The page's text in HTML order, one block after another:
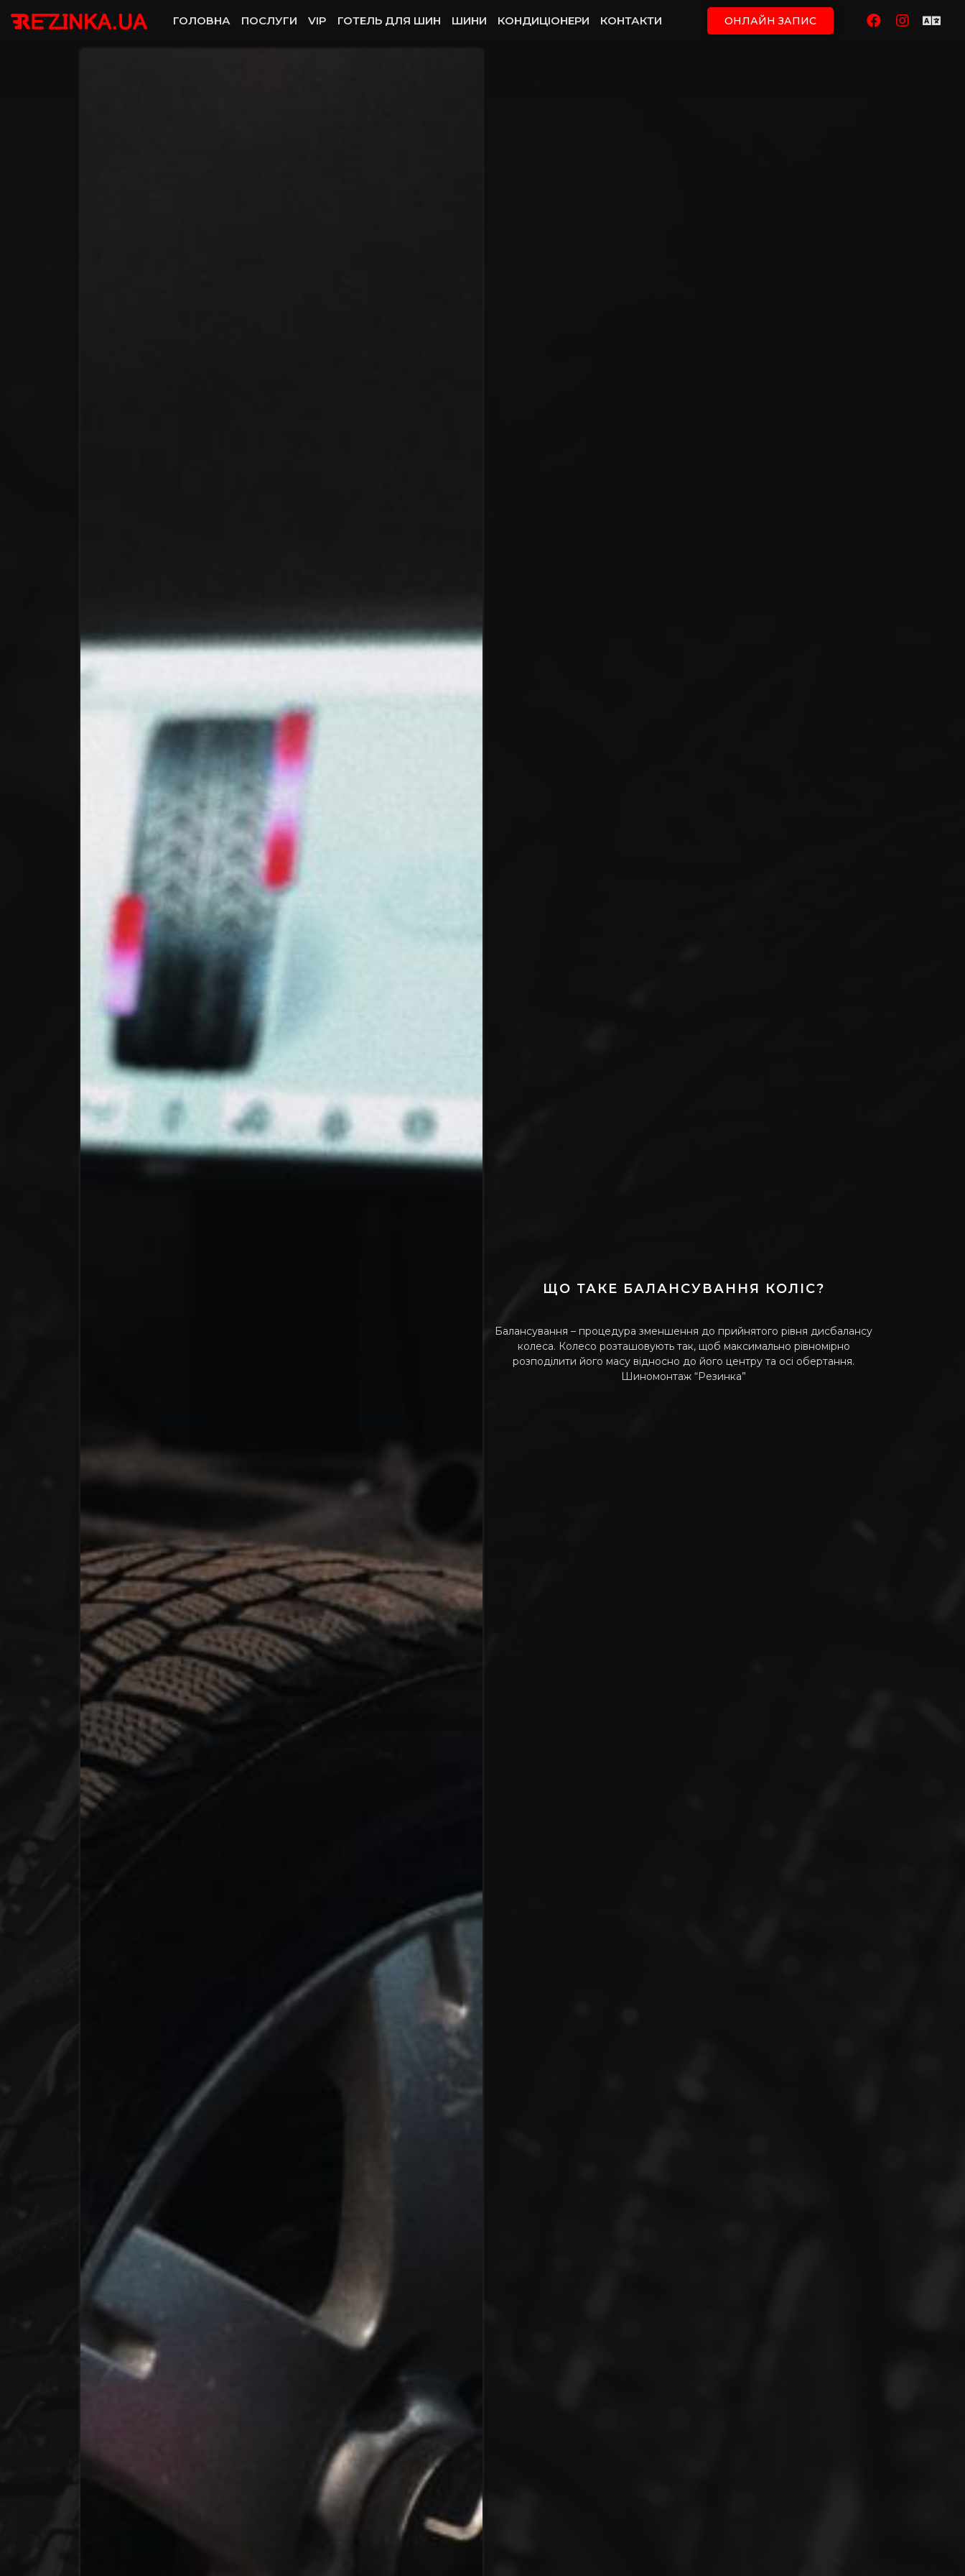
ГОЛОВНА ПОСЛУГИ VIP ГОТЕЛЬ ДЛЯ ШИН ШИНИ КОНДИЦІОНЕРИ КОНТАКТИ ОНЛАЙН ЗАПИС
ЩО ТАКЕ БАЛАНСУВАННЯ КОЛІС?
Балансування – процедура зменшення до прийнятого рівня дисбалансу
колеса. Колесо розташовують так, щоб максимально рівномірно
розподілити його масу відносно до його центру та осі обертання.
Шиномонтаж “Резинка”